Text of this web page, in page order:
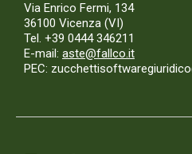
Via Enrico Fermi, 134
36100 Vicenza (VI)
Tel. +39 0444 346211
E-mail: aste@fallco.it
PEC: